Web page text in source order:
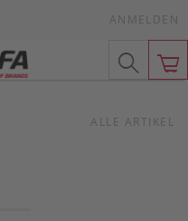
ANMELDEN
ALLE ARTIKEL